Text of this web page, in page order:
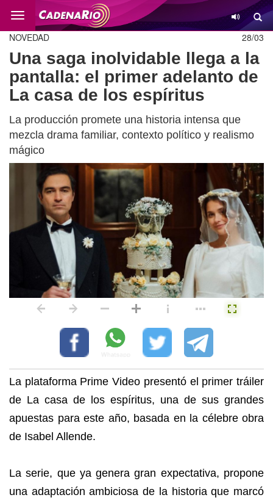
Cambio
28/03
NOVEDAD
Una saga inolvidable llega a la
pantalla: el primer adelanto de
La casa de los espíritus
La producción promete una historia intensa que
mezcla drama familiar, contexto político y realismo
mágico
La plataforma Prime Video presentó el primer tráiler
de La casa de los espíritus, una de sus grandes
apuestas para este año, basada en la célebre obra
de Isabel Allende.
La serie, que ya genera gran expectativa, propone
una adaptación ambiciosa de la historia que marcó